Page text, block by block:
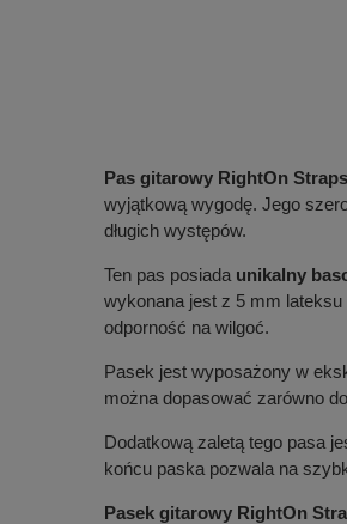
Pas gitarowy RightOn
wyjątkową wygodę. Jego
długich występów.
Ten pas posiada unikalny
wykonana jest z 5 mm lateksu
odporność na wilgoć.
Pasek jest wyposażony w
można dopasować zarówno
Dodatkową zaletą tego pasa
końcu paska pozwala na
Pasek gitarowy RightOn